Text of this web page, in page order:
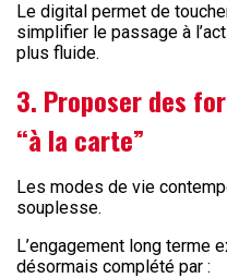
Le digital permet de
simplifier le passage à
plus fluide.
3. Proposer des
“à la carte”
Les modes de vie
souplesse.
L’engagement long terme
désormais complété par :